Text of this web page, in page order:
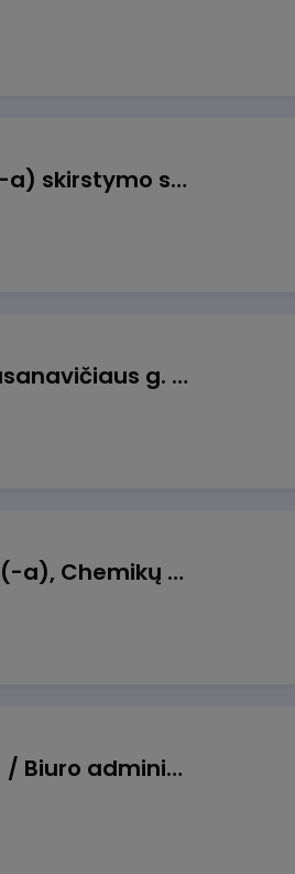
Užsakymų komplektuotojas (-a) skirstymo sandėlyje
Pamainos vadovas (-ė), J. Basanavičiaus g. 6, Jonava
Kasininkas (-ė) - pardavėjas (-a), Chemikų g. 1, Jonava
Pardavimų vadybininkas (-ė) / Biuro administratorius (-ė) (B2B)